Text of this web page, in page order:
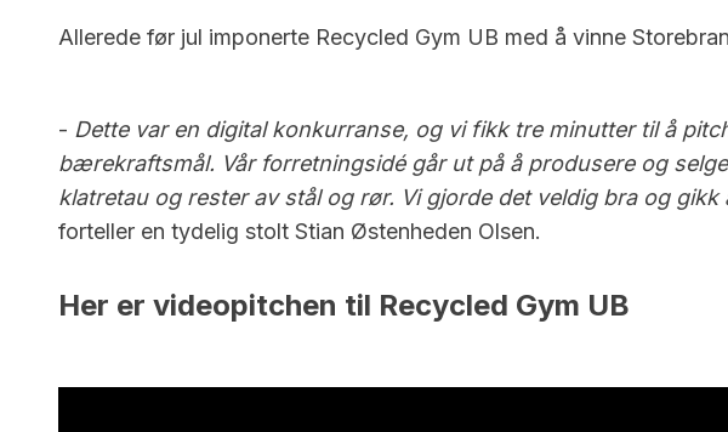
Allerede før jul imponerte Recycled Gym UB med å vinne
- Dette var en digital konkurranse, og vi fikk tre minutter til å
bærekraftsmål. Vår forretningsidé går ut på å produsere og
klatretau og rester av stål og rør. Vi gjorde det veldig bra og
forteller en tydelig stolt Stian Østenheden Olsen.
Her er videopitchen til Recycled Gym UB